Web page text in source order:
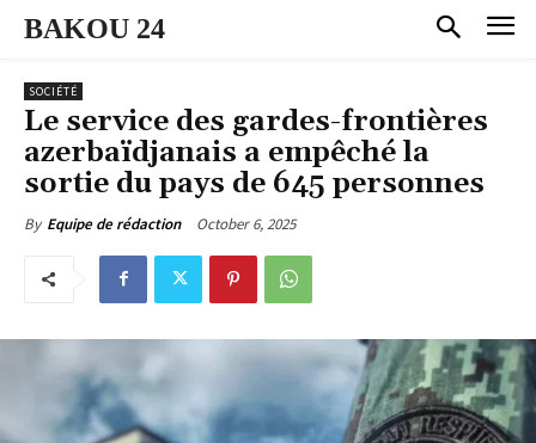
BAKOU 24
SOCIÉTÉ
Le service des gardes-frontières
azerbaïdjanais a empêché la
sortie du pays de 645 personnes
By Equipe de rédaction October 6, 2025